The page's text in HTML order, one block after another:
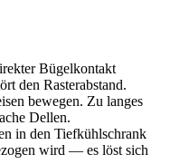
Bügelkontakt
den Rasterabstand.
bewegen. Zu langes
Dellen.
in den Tiefkühlschrank
wird — es löst sich